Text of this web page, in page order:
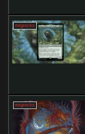
mtgrocks
mtgrocks